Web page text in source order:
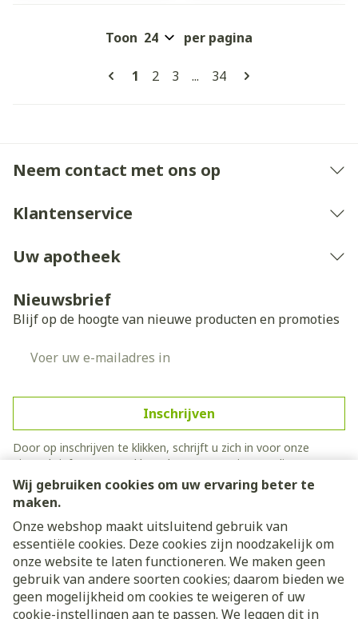
Wij gebruiken cookies om uw ervaring beter te
maken.
Onze webshop maakt uitsluitend gebruik van
essentiële cookies. Deze cookies zijn noodzakelijk om
onze website te laten functioneren. We maken geen
gebruik van andere soorten cookies; daarom bieden we
geen mogelijkheid om cookies te weigeren of uw
cookie-instellingen aan te passen. We leggen dit in
Pagina's
U lees momenteel pagina
1 Pagina
2 Pagina
3 ... Pagina
34
Toon per pagina
Neem contact met ons op
Klantenservice
Uw apotheek
Nieuwsbrief
Blijf op de hoogte van nieuwe producten en promoties
Inschrijven
Door op inschrijven te klikken, schrijft u zich in voor onze
nieuwsbrief en gaat u akkoord met onzeprivacy policy.